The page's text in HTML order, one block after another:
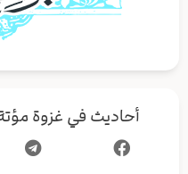
أحاديث في غزوة